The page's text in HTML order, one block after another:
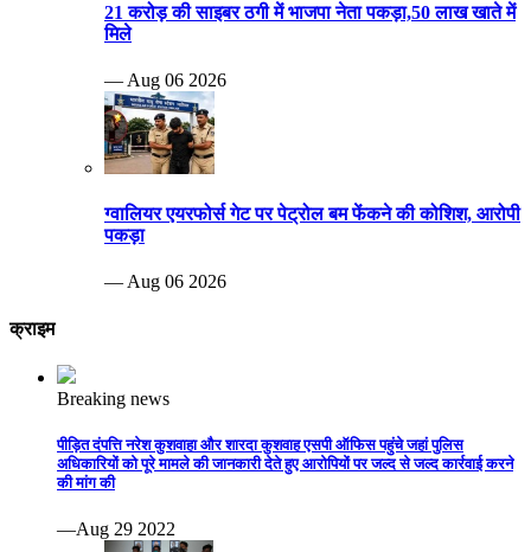
21 करोड़ की साइबर ठगी में भाजपा नेता पकड़ा,50 लाख खाते में
मिले
— Aug 06 2026
ग्वालियर एयरफोर्स गेट पर पेट्रोल बम फेंकने की कोशिश, आरोपी
पकड़ा
— Aug 06 2026
क्राइम
Breaking news
पीड़ित दंपत्ति नरेश कुशवाहा और शारदा कुशवाह एसपी ऑफिस पहुंचे जहां पुलिस
अधिकारियों को पूरे मामले की जानकारी देते हुए आरोपियों पर जल्द से जल्द कार्रवाई करने
की मांग की
—Aug 29 2022